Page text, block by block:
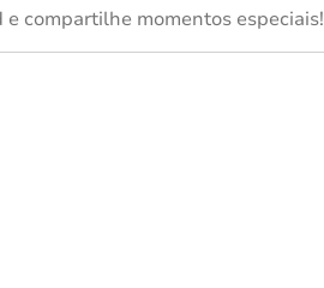
e compartilhe momentos especiais!